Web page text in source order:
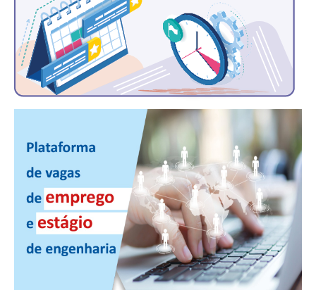
JORNAL DO ENGENHEIRO
AGENDA
SEESP NOTÍCIAS
NOTÍCIAS NO WHATSAPP
PUBLICAÇÕES
MANUAL DE REDAÇÃO
RELEASES